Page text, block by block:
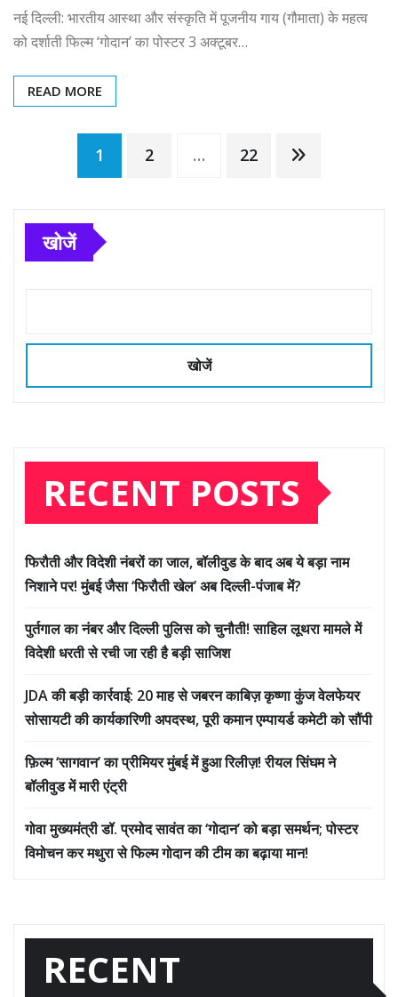
नई दिल्ली: भारतीय आस्था और संस्कृति में पूजनीय गाय (गौमाता) के महत्व
को दर्शाती फिल्म ‘गोदान’ का पोस्टर 3 अक्टूबर…
READ MORE
Posts
pagination
1 2 … 22
खोजें
खोजें
RECENT POSTS
फिरौती और विदेशी नंबरों का जाल, बॉलीवुड के बाद अब ये बड़ा नाम
निशाने पर! मुंबई जैसा ‘फिरौती खेल’ अब दिल्ली-पंजाब में?
पुर्तगाल का नंबर और दिल्ली पुलिस को चुनौती! साहिल लूथरा मामले में
विदेशी धरती से रची जा रही है बड़ी साजिश
JDA की बड़ी कार्रवाई: 20 माह से जबरन काबिज़ कृष्णा कुंज वेलफेयर
सोसायटी की कार्यकारिणी अपदस्थ, पूरी कमान एम्पायर्ड कमेटी को सौंपी
फ़िल्म ‘सागवान’ का प्रीमियर मुंबई में हुआ रिलीज़! रीयल सिंघम ने
बॉलीवुड में मारी एंट्री
गोवा मुख्यमंत्री डॉ. प्रमोद सावंत का ‘गोदान’ को बड़ा समर्थन; पोस्टर
विमोचन कर मथुरा से फिल्म गोदान की टीम का बढ़ाया मान!
RECENT